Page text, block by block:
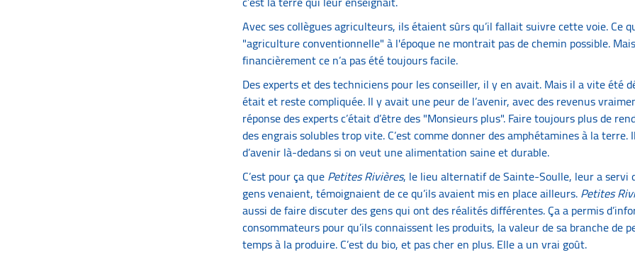
Avec ses collègues agriculteurs, ils étaient sûrs qu’il fallait suivre cette voie. Ce
"agriculture conventionnelle" à l'époque ne montrait pas de chemin possible. Mais
financièrement ce n’a pas été toujours facile.
Des experts et des techniciens pour les conseiller, il y en avait. Mais il a vite été
était et reste compliquée. Il y avait une peur de l’avenir, avec des revenus
réponse des experts c’était d’être des "Monsieurs plus". Faire toujours plus de
des engrais solubles trop vite. C’est comme donner des amphétamines à la terre.
d’avenir là-dedans si on veut une alimentation saine et durable.
C’est pour ça quePetites Rivières, le lieu alternatif de Sainte-Soulle, leur a servi
gens venaient, témoignaient de ce qu’ils avaient mis en place ailleurs.Petites
aussi de faire discuter des gens qui ont des réalités différentes. Ça a permis
consommateurs pour qu’ils connaissent les produits, la valeur de sa branche de
temps à la produire. C’est du bio, et pas cher en plus. Elle a un vrai goût.